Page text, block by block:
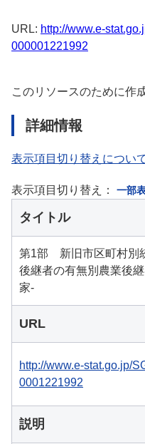
URL: http://www.e-
000001221992
このリソースのために作
詳細情報
表示項目切り替えについ
表示項目切り替え： 一部
タイトル
第1部 新旧市区町村別
後継者の有無別農業後
家-
URL
http://www.e-stat.go.jp/
0001221992
説明